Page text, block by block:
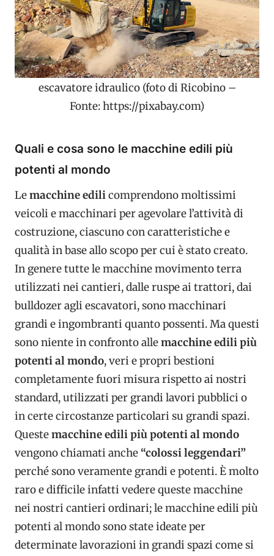
escavatore idraulico (foto di Ricobino –
Fonte: https://pixabay.com)
Quali e cosa sono le macchine edili più
potenti al mondo
Lemacchine edilicomprendono moltissimi
veicoli e macchinari per agevolare l’attività di
costruzione, ciascuno con caratteristiche e
qualità in base allo scopo per cui è stato creato.
In genere tutte le macchine movimento terra
utilizzati nei cantieri, dalle ruspe ai trattori, dai
bulldozer agli escavatori, sono macchinari
grandi e ingombranti quanto possenti. Ma questi
sono niente in confronto allemacchine edili più
potenti al mondo, veri e propri bestioni
completamente fuori misura rispetto ai nostri
standard, utilizzati per grandi lavori pubblici o
in certe circostanze particolari su grandi spazi.
Questemacchine edili più potenti al mondo
vengono chiamati anche“colossi leggendari”
perché sono veramente grandi e potenti. È molto
raro e difficile infatti vedere queste macchine
nei nostri cantieri ordinari; le macchine edili più
potenti al mondo sono state ideate per
determinate lavorazioni in grandi spazi come si